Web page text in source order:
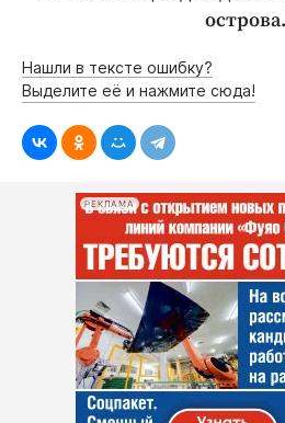
острова.
Нашли в тексте ошибку?
Выделите её и нажмите сюда!
РЕКЛАМА